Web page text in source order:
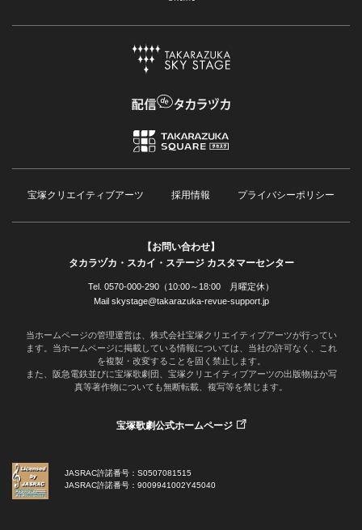
宝塚クリエイティブアーツ 採用情報 プライバシーポリシー
【お問い合わせ】
タカラヅカ・スカイ・ステージ カスタマーセンター
Tel. 0570-000-290（10:00～18:00 月曜定休）
Mail skystage@takarazuka-revue-support.jp
当ホームページの管理運営は、株式会社宝塚クリエイティブアーツが行ってい
ます。当ホームページに掲載している情報については、当社の許可なく、これ
を複製・改変することを固く禁止します。
また、阪急電鉄並びに宝塚歌劇団、宝塚クリエイティブアーツの出版物ほか写
真等著作物についても無断転載、複写等を禁じます。
宝塚歌劇公式ホームページ
JASRAC許諾番号：S0507081515
JASRAC許諾番号：9009941002Y45040